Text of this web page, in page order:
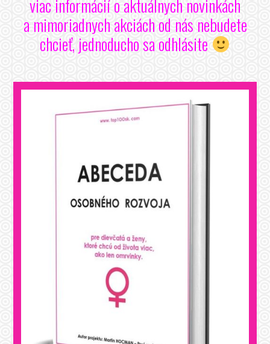
viac informácií o aktuálnych novinkách
a mimoriadnych akciách od nás nebudete
chcieť, jednoducho sa odhlásite